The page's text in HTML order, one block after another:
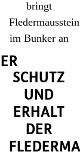
SCHUTZ
UND
ERHALT
DER